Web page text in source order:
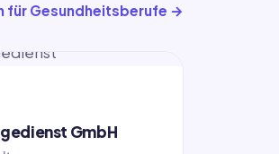
für Gesundheitsberufe
GmbH